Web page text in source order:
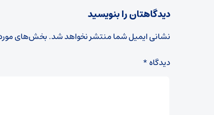
دیدگاهتان را بنویسید
نشانی ایمیل شما منتشر نخواهد شد.بخش‌های
دیدگاه*